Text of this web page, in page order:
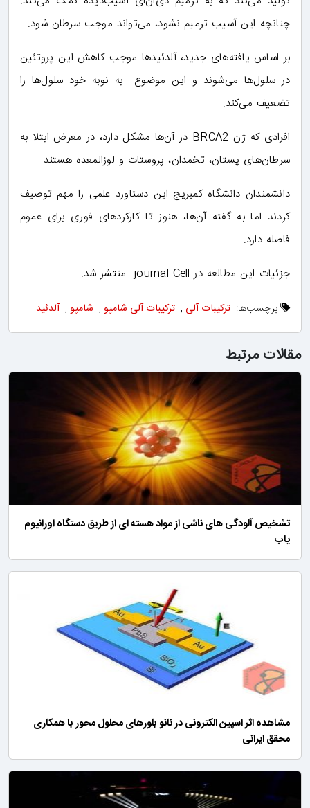
چنانچه این آسیب ترمیم نشود، می‌تواند موجب سرطان شود.
بر اساس یافته‌های جدید، آلدئیدها موجب کاهش این پروتئین
در سلول‌ها می‌شوند و این موضوع به نوبه خود سلول‌ها را
تضعیف می‌کند.
افرادی که ژن BRCA2 در آن‌ها مشکل دارد، در معرض ابتلا به
سرطان‌های پستان، تخمدان، پروستات و لوزالمعده هستند.
دانشمندان دانشگاه کمبریج این دستاورد علمی را مهم توصیف
کردند اما به گفته آن‌ها،‌ هنوز تا کارکردهای فوری برای عموم
فاصله دارد.
جزئیات این مطالعه در journal Cell منتشر شد.
برچسب‌ها: ترکیبات آلی , ترکیبات آلی شامپو , شامپو , آلدئید
مقالات مرتبط
تشخیص آلودگی های ناشی از مواد هسته ای از طریق دستگاه اورانیوم
یاب
مشاهده اثر اسپین الکترونی در نانو بلورهای محلول محور با همکاری
محقق ایرانی